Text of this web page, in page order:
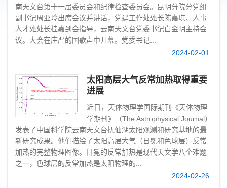
南天文台第十一届委员会和纪律检查委员会。昆明分院分党组
副书记周亚玲出席会议并讲话，党建工作处处长陈嘉琪、人事
人才处处长桂嘉到会指导，云南天文台党委书记白金明主持会
议。大会在庄严的国歌声中开幕。党委书记...
2024-02-01
太阳高层大气反常加热取得重要
进展
近日，天体物理学国际期刊《天体物理
学期刊》（The Astrophysical Journal）
发表了中国科学院云南天文台抚仙湖太阳观测和研究基地的最
新研究成果。他们描绘了太阳高层大气（日冕和色球层）反常
加热的完整物理图像。日冕的反常加热是现代天文学八个难题
之一，色球层的反常加热是太阳物理的...
2024-02-26